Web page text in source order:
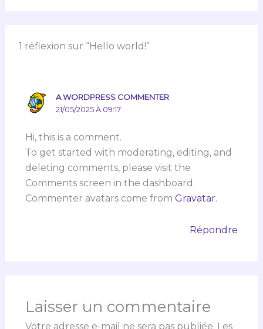
1 réflexion sur “Hello world!”
A WORDPRESS COMMENTER
21/05/2025 À 09:17
Hi, this is a comment.
To get started with moderating, editing, and
deleting comments, please visit the
Comments screen in the dashboard.
Commenter avatars come from Gravatar.
Répondre
Laisser un commentaire
Votre adresse e-mail ne sera pas publiée. Les